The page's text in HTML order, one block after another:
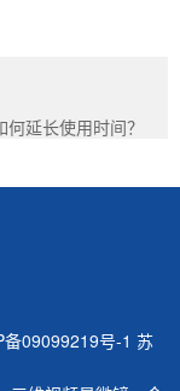
延长使用时间？
备09099219号-1 苏